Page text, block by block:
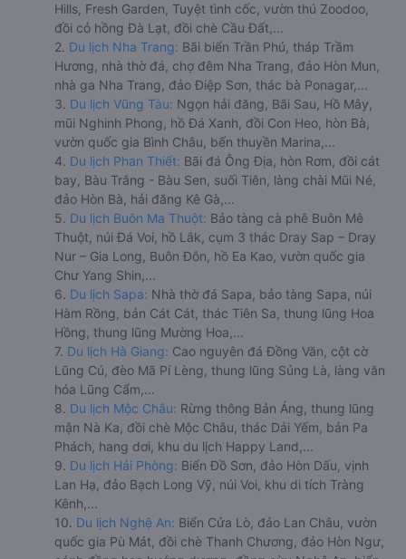
Hills, Fresh Garden, Tuyệt tình cốc, vườn thú Zoodoo,
đồi cỏ hồng Đà Lạt, đồi chè Cầu Đất,...
2. Du lịch Nha Trang: Bãi biển Trần Phú, tháp Trầm
Hương, nhà thờ đá, chợ đêm Nha Trang, đảo Hòn Mun,
nhà ga Nha Trang, đảo Điệp Sơn, thác bà Ponagar,...
3. Du lịch Vũng Tàu: Ngọn hải đăng, Bãi Sau, Hồ Mây,
mũi Nghinh Phong, hồ Đá Xanh, đồi Con Heo, hòn Bà,
vườn quốc gia Bình Châu, bến thuyền Marina,...
4. Du lịch Phan Thiết: Bãi đá Ông Địa, hòn Rơm, đồi cát
bay, Bàu Trắng - Bàu Sen, suối Tiên, làng chài Mũi Né,
đảo Hòn Bà, hải đăng Kê Gà,...
5. Du lịch Buôn Ma Thuột: Bảo tàng cà phê Buôn Mê
Thuột, núi Đá Voi, hồ Lắk, cụm 3 thác Dray Sap – Dray
Nur – Gia Long, Buôn Đôn, hồ Ea Kao, vườn quốc gia
Chư Yang Shin,...
6. Du lịch Sapa: Nhà thờ đá Sapa, bảo tàng Sapa, núi
Hàm Rồng, bản Cát Cát, thác Tiên Sa, thung lũng Hoa
Hồng, thung lũng Mường Hoa,...
7. Du lịch Hà Giang: Cao nguyên đá Đồng Văn, cột cờ
Lũng Cú, đèo Mã Pí Lèng, thung lũng Sủng Là, làng văn
hóa Lũng Cẩm,...
8. Du lịch Mộc Châu: Rừng thông Bản Áng, thung lũng
mận Nà Ka, đồi chè Mộc Châu, thác Dải Yếm, bản Pa
Phách, hang dơi, khu du lịch Happy Land,...
9. Du lịch Hải Phòng: Biển Đồ Sơn, đảo Hòn Dấu, vịnh
Lan Hạ, đảo Bạch Long Vỹ, núi Voi, khu di tích Tràng
Kênh,...
10. Du lịch Nghệ An: Biển Cửa Lò, đảo Lan Châu, vườn
quốc gia Pù Mát, đồi chè Thanh Chương, đảo Hòn Ngư,